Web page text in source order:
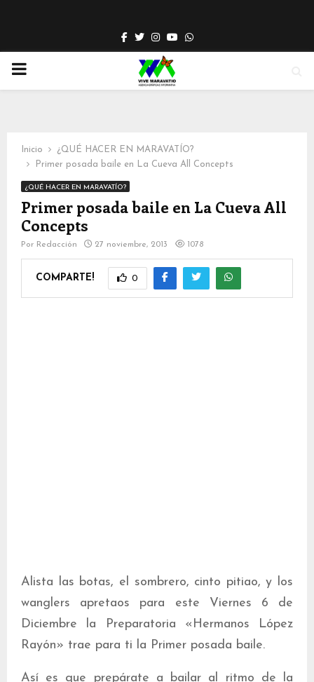
Facebook
TwitterInstagram
YoutubeWhatsapp
PRIMARY
Inicio
¿QUÉ HACER EN MARAVATÍO?
Primer posada baile en La Cueva All Concepts
¿QUÉ HACER EN MARAVATÍO?
Primer posada baile en La Cueva All
Concepts
Por Redacción 27 noviembre, 2013 1078
COMPARTE! 0
Alista las botas, el sombrero, cinto pitiao, y los
wanglers apretaos para este Viernes 6 de
Diciembre la Preparatoria «Hermanos López
Rayón» trae para ti la Primer posada baile.
Así es que prepárate a bailar al ritmo de la